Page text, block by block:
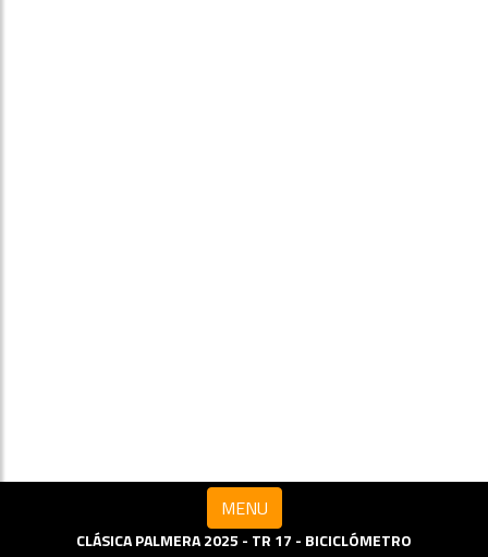
MENU
CLÁSICA PALMERA 2025 - TR 17 - BICICLÓMETRO